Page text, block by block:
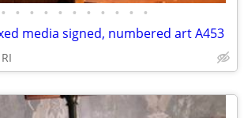
• • • • • • • • • • •
media signed, numbered art A453